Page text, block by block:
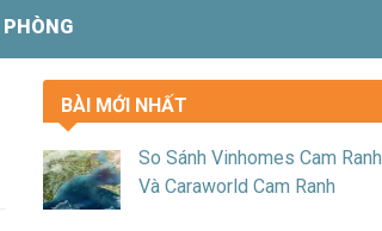
BÀI MỚI NHẤT
So Sánh Vinhomes Cam Ranh
Và Caraworld Cam Ranh